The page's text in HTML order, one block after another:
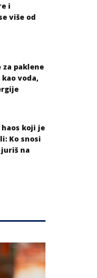
i
više od
za paklene
voda,
koji je
Ko snosi
na